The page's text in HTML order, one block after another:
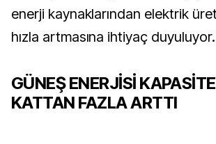
enerji kaynaklarından elektrik
hızla artmasına ihtiyaç duyuluyor.
GÜNEŞ ENERJİSİ
KATTAN FAZLA ARTTI